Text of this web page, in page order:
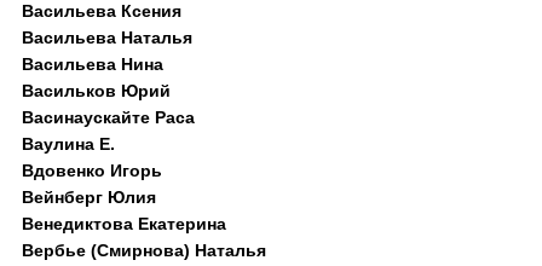
Васильева Ксения
Васильева Наталья
Васильева Нина
Васильков Юрий
Васинаускайте Раса
Ваулина Е.
Вдовенко Игорь
Вейнберг Юлия
Венедиктова Екатерина
Вербье (Смирнова) Наталья